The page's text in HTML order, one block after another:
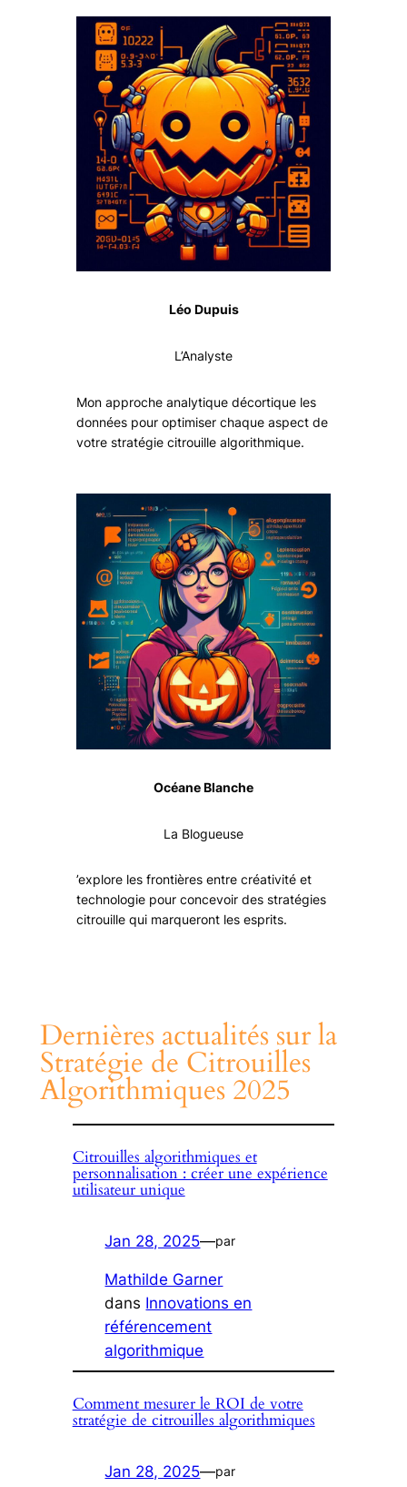
Léo Dupuis
L’Analyste
Mon approche analytique décortique les
données pour optimiser chaque aspect de
votre stratégie citrouille algorithmique.
Océane Blanche
La Blogueuse
’explore les frontières entre créativité et
technologie pour concevoir des stratégies
citrouille qui marqueront les esprits.
Dernières actualités sur la
Stratégie de Citrouilles
Algorithmiques 2025
Citrouilles algorithmiques et
personnalisation : créer une expérience
utilisateur unique
Jan 28, 2025—par
Mathilde Garner
dans Innovations en
référencement
algorithmique
Comment mesurer le ROI de votre
stratégie de citrouilles algorithmiques
Jan 28, 2025—par